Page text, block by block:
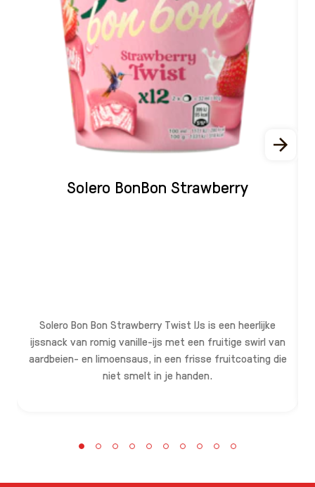
Solero BonBon Strawberry
Solero Bon Bon Strawberry Twist IJs is een heerlijke
ijssnack van romig vanille-ijs met een fruitige swirl van
aardbeien- en limoensaus, in een frisse fruitcoating die
niet smelt in je handen.